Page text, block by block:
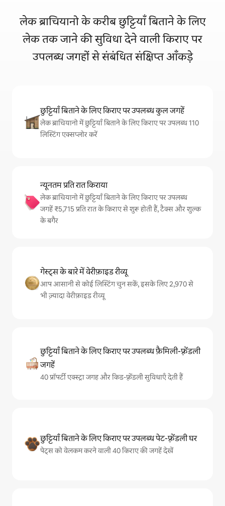
लेक ब्राचियानो के करीब छुट्टियाँ बिताने के लिए
लेक तक जाने की सुविधा देने वाली किराए पर
उपलब्ध जगहों से संबंधित संक्षिप्त आँकड़े
छुट्टियाँ बिताने के लिए किराए पर उपलब्ध कुल जगहें
लेक ब्राचियानो में छुट्टियाँ बिताने के लिए किराए पर उपलब्ध 110
लिस्टिंग एक्सप्लोर करें
न्यूनतम प्रति रात किराया
लेक ब्राचियानो में छुट्टियाँ बिताने के लिए किराए पर उपलब्ध
जगहें ₹5,715 प्रति रात के किराए से शुरू होती हैं, टैक्स और शुल्क
के बगैर
गेस्ट्स के बारे में वेरीफ़ाइड रीव्यू
आप आसानी से कोई लिस्टिंग चुन सकें, इसके लिए 2,970 से
भी ज़्यादा वेरीफ़ाइड रीव्यू
छुट्टियाँ बिताने के लिए किराए पर उपलब्ध फ़ैमिली-फ़्रेंडली
जगहें
40 प्रॉपर्टी एक्स्ट्रा जगह और किड-फ़्रेंडली सुविधाएँ देती हैं
छुट्टियाँ बिताने के लिए किराए पर उपलब्ध पेट-फ़्रेंडली घर
पेट्स को वेलकम करने वाली 40 किराए की जगहें देखें